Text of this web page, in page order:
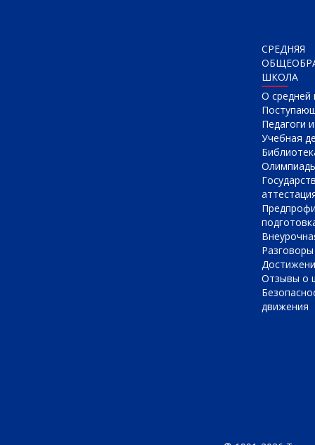
СРЕДНЯЯ
ШКОЛА
О cредней
Педагоги
Учебная
Отзывы о
движения